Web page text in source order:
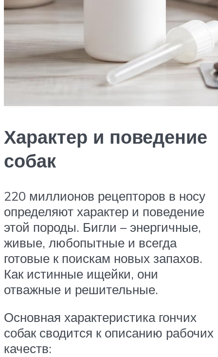
Характер и поведение
собак
220 миллионов рецепторов в носу
определяют характер и поведение
этой породы. Бигли – энергичные,
живые, любопытные и всегда
готовые к поискам новых запахов.
Как истинные ищейки, они
отважные и решительные.
Основная характеристика гончих
собак сводится к описанию рабочих
качеств: